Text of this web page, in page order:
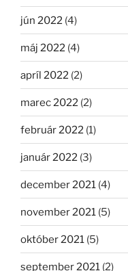
jún 2022 (4)
máj 2022 (4)
apríl 2022 (2)
marec 2022 (2)
február 2022 (1)
január 2022 (3)
december 2021 (4)
november 2021 (5)
október 2021 (5)
september 2021 (2)